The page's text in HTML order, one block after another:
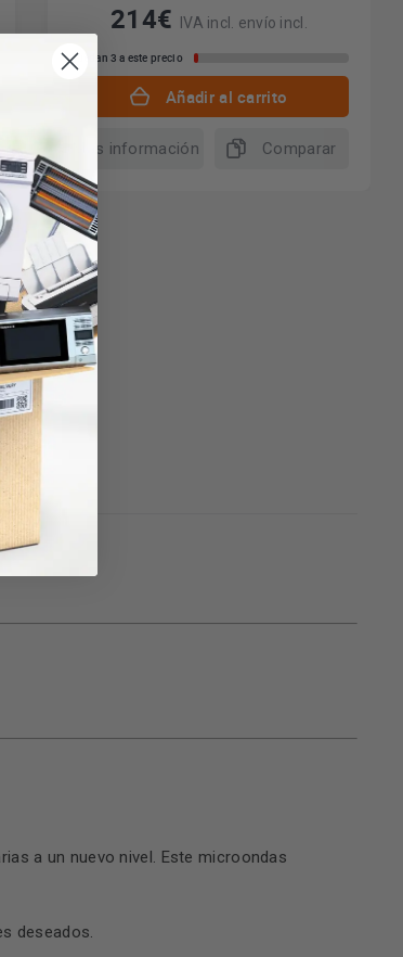
214€ IVA incl. envío incl.
Quedan 3 a este precio
Añadir al carrito
Más información Comparar
a un nuevo nivel. Este microondas
deseados.